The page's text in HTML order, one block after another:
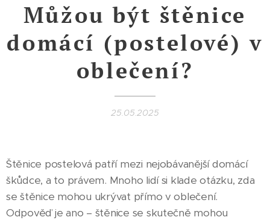
Můžou být štěnice
domácí (postelové) v
oblečení?
25.05.2025
Štěnice postelová patří mezi nejobávanější domácí
škůdce, a to právem. Mnoho lidí si klade otázku, zda
se štěnice mohou ukrývat přímo v oblečení.
Odpověď je ano – štěnice se skutečně mohou